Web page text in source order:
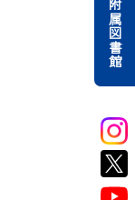
附属図書館